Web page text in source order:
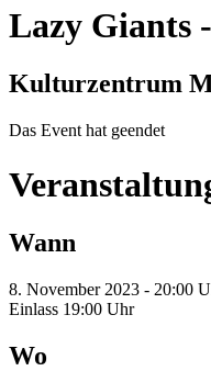
Lazy Giants -
Kulturzentrum
Das Event hat geendet
Wann
8. November 2023 - 20:00
Einlass 19:00 Uhr
Wo